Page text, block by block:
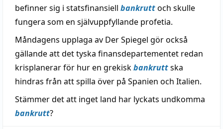
befinner sig i statsfinansiell bankruttoch skulle
fungera som en självuppfyllande profetia.
Måndagens upplaga av Der Spiegel gör också
gällande att det tyska finansdepartementet redan
krisplanerar för hur en grekiskbankruttska
hindras från att spilla över på Spanien och Italien.
Stämmer det att inget land har lyckats undkomma
bankrutt?